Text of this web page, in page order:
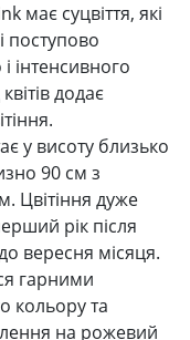
має суцвіття, які
поступово
інтенсивного
додає
у висоту близько
90 см з
Цвітіння дуже
рік після
вересня місяця.
гарними
кольору та
на рожевий